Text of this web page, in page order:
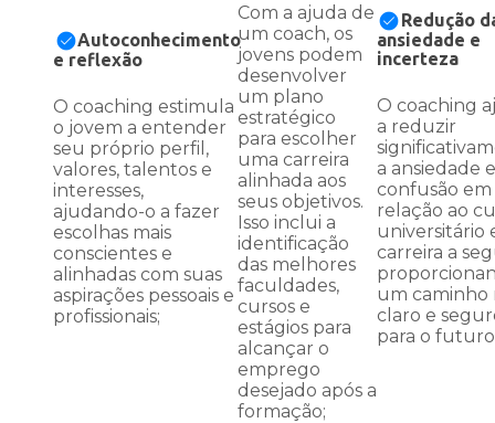
Autoconhecimento
e reflexão
O coaching estimula
o jovem a entender
seu próprio perfil,
valores, talentos e
interesses,
ajudando-o a fazer
escolhas mais
conscientes e
alinhadas com suas
aspirações pessoais e
profissionais;
Com a ajuda de
um coach, os
jovens podem
desenvolver
um plano
estratégico
para escolher
uma carreira
alinhada aos
seus objetivos.
Isso inclui a
identificação
das melhores
faculdades,
cursos e
estágios para
alcançar o
emprego
desejado após a
formação;
Redução
ansiedade e
incerteza
O coaching
a reduzir
a ansiedade
confusão em
relação ao
universitário
carreira a
um caminho
claro e
para o